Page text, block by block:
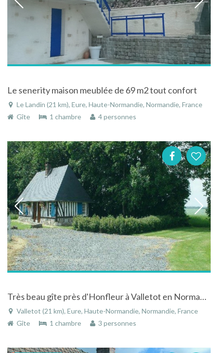
Le senerity maison meublée de 69 m2 tout confort
Le Landin (21 km), Eure, Haute-Normandie, Normandie, France
Gîte
1 chambre 4 personnes
Très beau gîte près d'Honfleur à Valletot en Normandie
Valletot (21 km), Eure, Haute-Normandie, Normandie, France
Gîte
1 chambre 3 personnes